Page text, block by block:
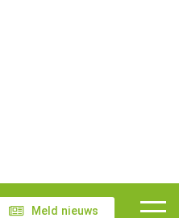
Meld nieuws